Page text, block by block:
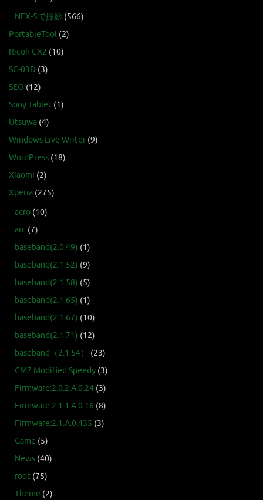
NEX-5で撮影 (566)
PortableTool (2)
Ricoh CX2 (10)
SC-03D (3)
SEO (12)
Sony Tablet (1)
Utsuwa (4)
Windows Live Writer (9)
WordPress (18)
Xiaomi (2)
Xperia (275)
acro (10)
arc (7)
baseband(2.0.49) (1)
baseband(2.1.52) (9)
baseband(2.1.58) (5)
baseband(2.1.65) (1)
baseband(2.1.67) (10)
baseband(2.1.71) (12)
baseband（2.1.54）
(23)
CM7 Modified Speedy (3)
Firmware:2.0.2.A.0.24 (3)
Firmware:2.1.1.A.0.16 (8)
Firmware:2.1.A.0.435 (3)
Game (5)
News (40)
root (75)
Theme (2)